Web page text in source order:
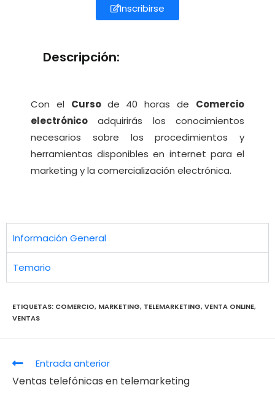
Inscribirse
Descripción:
Con el Curso de 40 horas de Comercio
electrónico adquirirás los conocimientos
necesarios sobre los procedimientos y
herramientas disponibles en internet para el
marketing y la comercialización electrónica.
Información General
Temario
ETIQUETAS: COMERCIO, MARKETING, TELEMARKETING,VENTA ONLINE,
VENTAS
Entrada anterior
Ventas telefónicas en telemarketing